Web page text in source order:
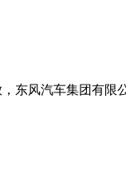
东风汽车集团有限